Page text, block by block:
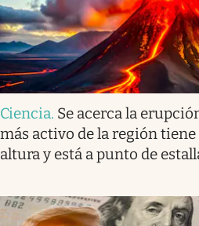
Ciencia. Se acerca la
más activo de la región tiene
altura y está a punto de